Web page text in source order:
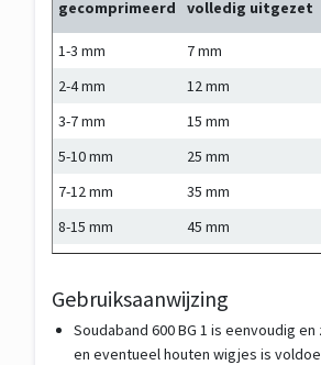
40(ZK)/8-15 mm
3.3 m
40(ZK)/10-18 mm
3 m
40(ZK)/24-40 mm
2 m
gecomprimeerd volledig uitgezet
1-3 mm
7 mm
2-4 mm
12 mm
3-7 mm
15 mm
5-10 mm
25 mm
7-12 mm
35 mm
8-15 mm
45 mm
13-24 mm
24-40 mm
Gebruiksaanwijzing
Soudaband 600 BG 1 is eenvoudig
en eventueel houten wigjes is